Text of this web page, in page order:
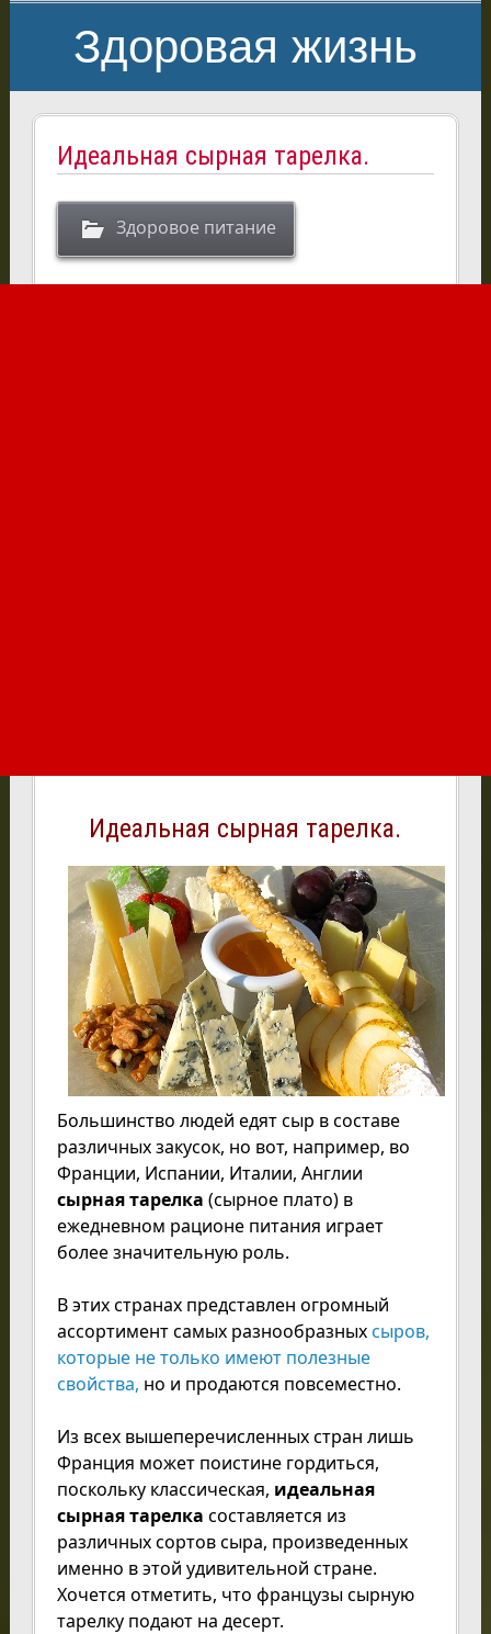
Здоровая жизнь
Идеальная сырная тарелка.
Здоровое питание
Идеальная сырная тарелка.
Большинство людей едят сыр в составе
различных закусок, но вот, например, во
Франции, Испании, Италии, Англии
сырная тарелка (сырное плато) в
ежедневном рационе питания играет
более значительную роль.
В этих странах представлен огромный
ассортимент самых разнообразныхсыров,
которые не только имеют полезные
свойства, но и продаются повсеместно.
Из всех вышеперечисленных стран лишь
Франция может поистине гордиться,
поскольку классическая, идеальная
сырная тарелка составляется из
различных сортов сыра, произведенных
именно в этой удивительной стране.
Хочется отметить, что французы сырную
тарелку подают на десерт.